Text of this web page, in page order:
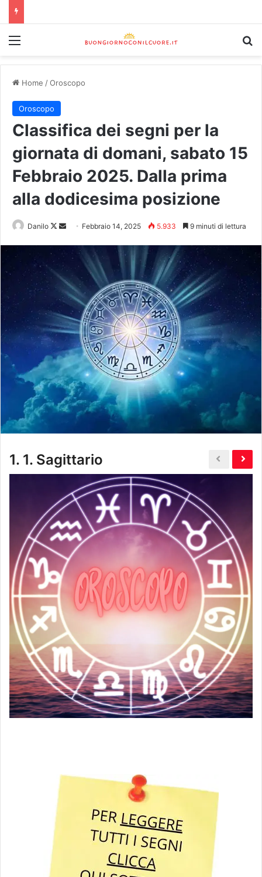
Home /Oroscopo
Oroscopo
Classifica dei segni per la
giornata di domani, sabato 15
Febbraio 2025. Dalla prima
alla dodicesima posizione
Danilo Febbraio 14, 2025 5.933 9 minuti di lettura
1. 1. Sagittario